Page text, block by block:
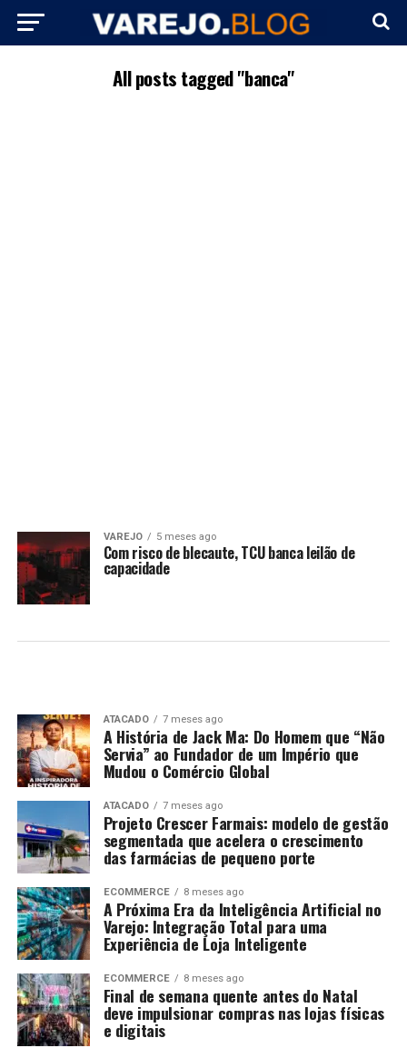
All posts tagged "banca"
VAREJO 5 meses ago
Com risco de blecaute, TCU banca leilão de
capacidade
ATACADO 7 meses ago
A História de Jack Ma: Do Homem que “Não
Servia” ao Fundador de um Império que
Mudou o Comércio Global
ATACADO 7 meses ago
Projeto Crescer Farmais: modelo de gestão
segmentada que acelera o crescimento
das farmácias de pequeno porte
ECOMMERCE 8 meses ago
A Próxima Era da Inteligência Artificial no
Varejo: Integração Total para uma
Experiência de Loja Inteligente
ECOMMERCE 8 meses ago
Final de semana quente antes do Natal
deve impulsionar compras nas lojas físicas
e digitais